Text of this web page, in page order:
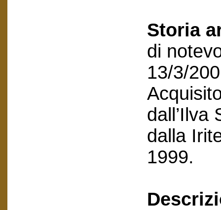
Storia
di
13/3/
dall’Ilva
dalla
1999.